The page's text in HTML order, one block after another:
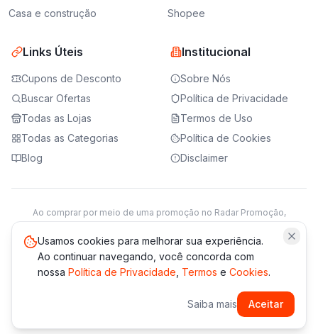
Casa e construção
Shopee
Links Úteis
Cupons de Desconto
Buscar Ofertas
Todas as Lojas
Todas as Categorias
Blog
Institucional
Sobre Nós
Política de Privacidade
Termos de Uso
Política de Cookies
Disclaimer
Ao comprar por meio de uma promoção no Radar Promoção,
Saiba mais
*Os preços e disponibilidade podem variar. Verifique sempre
Usamos cookies para melhorar sua experiência.
Ao continuar navegando, você concorda com
nossa Política de Privacidade Termos e Cookies.
Saiba mais Aceitar